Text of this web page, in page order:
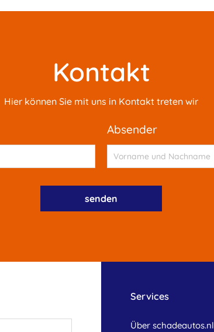
Kontakt
Hier können Sie mit uns in Kontakt treten wir
absender
Services
Über schadeautos.nl